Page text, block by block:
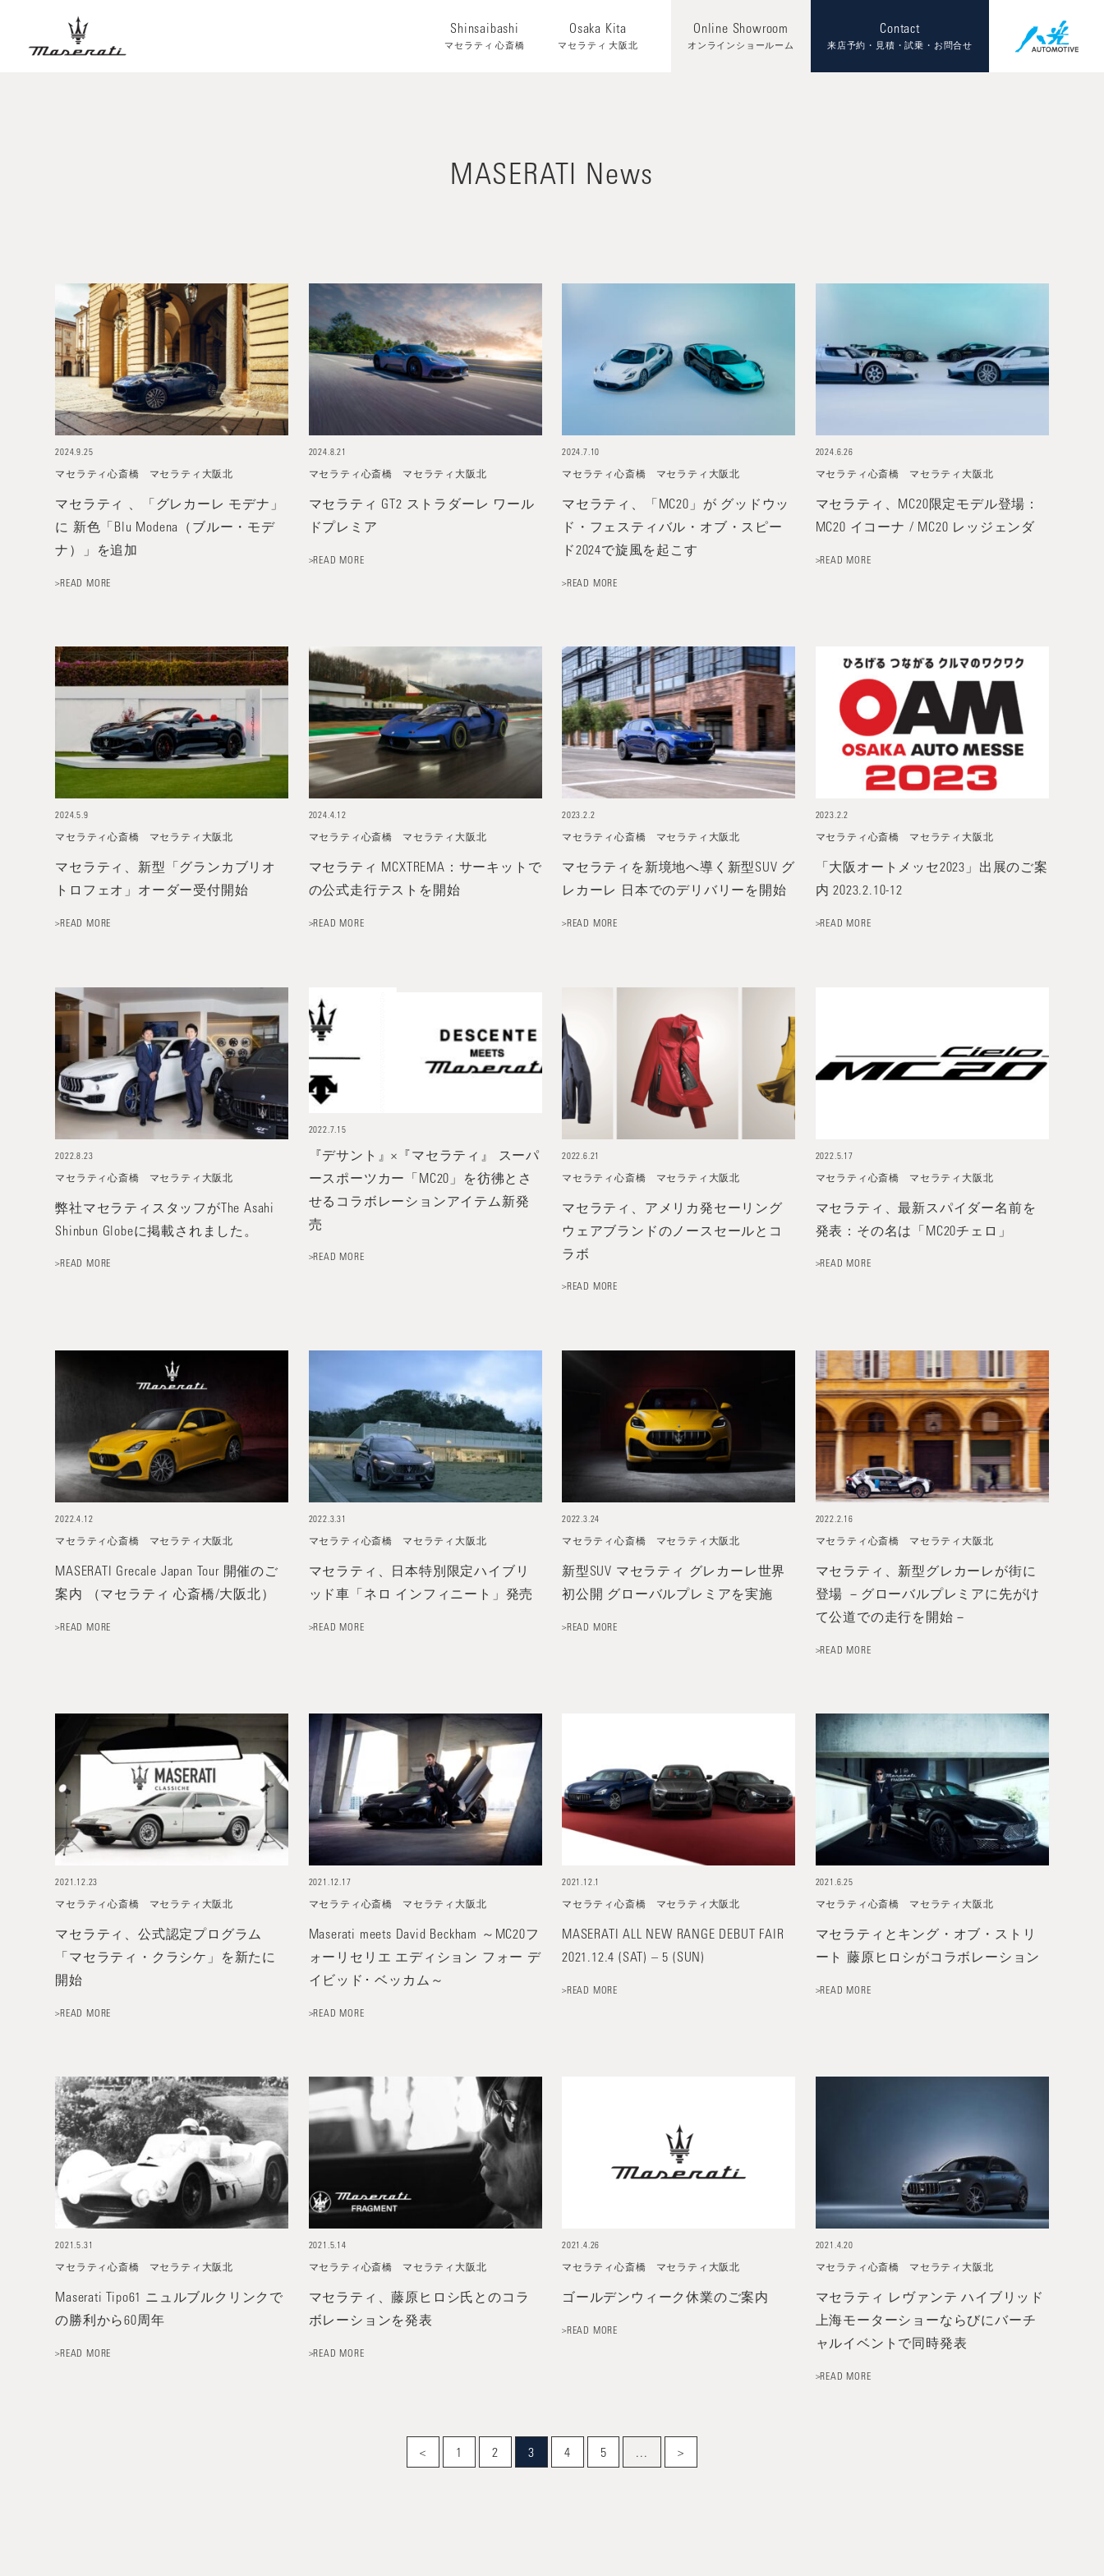
Shinsaibashi
マセラティ 心斎橋
Osaka Kita
マセラティ 大阪北
Online Showroom
オンラインショールーム
Contact
来店予約・見積・試乗・お問合せ
MASERATI News
2024.9.25
マセラティ心斎橋 マセラティ大阪北
マセラティ 、「グレカーレ モデナ」
に 新色「Blu Modena（ブルー・モデ
ナ）」を追加
>READ MORE
2024.8.21
マセラティ心斎橋 マセラティ大阪北
マセラティ GT2 ストラダーレ ワール
ドプレミア
>READ MORE
2024.7.10
マセラティ心斎橋 マセラティ大阪北
マセラティ、「MC20」が グッドウッ
ド・フェスティバル・オブ・スピー
ド2024で旋風を起こす
>READ MORE
2024.6.26
マセラティ心斎橋 マセラティ大阪北
マセラティ、MC20限定モデル登場：
MC20 イコーナ / MC20 レッジェンダ
>READ MORE
2024.5.9
マセラティ心斎橋 マセラティ大阪北
マセラティ、新型「グランカブリオ
トロフェオ」オーダー受付開始
>READ MORE
2024.4.12
マセラティ心斎橋 マセラティ大阪北
マセラティ MCXTREMA：サーキットで
の公式走行テストを開始
>READ MORE
2023.2.2
マセラティ心斎橋 マセラティ大阪北
マセラティを新境地へ導く新型SUV グ
レカーレ 日本でのデリバリーを開始
>READ MORE
2023.2.2
マセラティ心斎橋 マセラティ大阪北
「大阪オートメッセ2023」出展のご案
内 2023.2.10-12
>READ MORE
2022.8.23
マセラティ心斎橋 マセラティ大阪北
弊社マセラティスタッフがThe Asahi
Shinbun Globeに掲載されました。
>READ MORE
2022.7.15
『デサント』×『マセラティ』 スーパ
ースポーツカー「MC20」を彷彿とさ
せるコラボレーションアイテム新発
売
>READ MORE
2022.6.21
マセラティ心斎橋 マセラティ大阪北
マセラティ、アメリカ発セーリング
ウェアブランドのノースセールとコ
ラボ
>READ MORE
2022.5.17
マセラティ心斎橋 マセラティ大阪北
マセラティ、最新スパイダー名前を
発表：その名は「MC20チェロ」
>READ MORE
2022.4.12
マセラティ心斎橋 マセラティ大阪北
MASERATI Grecale Japan Tour 開催のご
案内 （マセラティ 心斎橋/大阪北）
>READ MORE
2022.3.31
マセラティ心斎橋 マセラティ大阪北
マセラティ、日本特別限定ハイブリ
ッド車「ネロ インフィニート」発売
>READ MORE
2022.3.24
マセラティ心斎橋 マセラティ大阪北
新型SUV マセラティ グレカーレ世界
初公開 グローバルプレミアを実施
>READ MORE
2022.2.16
マセラティ心斎橋 マセラティ大阪北
マセラティ、新型グレカーレが街に
登場 －グローバルプレミアに先がけ
て公道での走行を開始－
>READ MORE
2021.12.23
マセラティ心斎橋 マセラティ大阪北
マセラティ、公式認定プログラム
「マセラティ・クラシケ」を新たに
開始
>READ MORE
2021.12.17
マセラティ心斎橋 マセラティ大阪北
Maserati meets David Beckham ～MC20フ
ォーリセリエ エディション フォー デ
イビッド･ ベッカム～
>READ MORE
2021.12.1
マセラティ心斎橋 マセラティ大阪北
MASERATI ALL NEW RANGE DEBUT FAIR
2021.12.4 (SAT) – 5 (SUN)
>READ MORE
2021.6.25
マセラティ心斎橋 マセラティ大阪北
マセラティとキング・オブ・ストリ
ート 藤原ヒロシがコラボレーション
>READ MORE
2021.5.31
マセラティ心斎橋 マセラティ大阪北
Maserati Tipo61 ニュルブルクリンクで
の勝利から60周年
>READ MORE
2021.5.14
マセラティ心斎橋 マセラティ大阪北
マセラティ、藤原ヒロシ氏とのコラ
ボレーションを発表
>READ MORE
2021.4.26
マセラティ心斎橋 マセラティ大阪北
ゴールデンウィーク休業のご案内
>READ MORE
2021.4.20
マセラティ心斎橋 マセラティ大阪北
マセラティ レヴァンテ ハイブリッド
上海モーターショーならびにバーチ
ャルイベントで同時発表
>READ MORE
< 1 2 3 4 5 ... >